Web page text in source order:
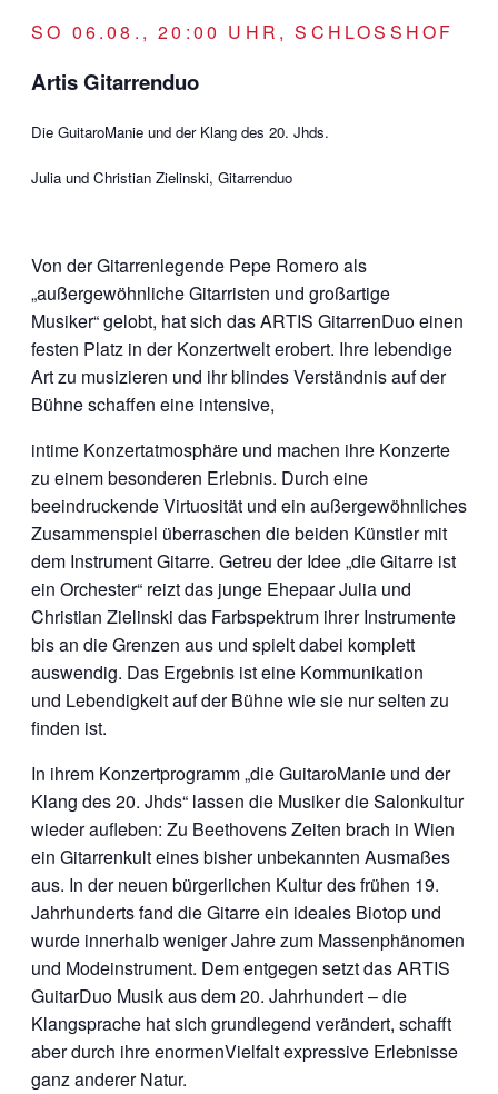
SO 06.08., 20:00 UHR, SCHLOSSHOF
Artis Gitarrenduo
Die GuitaroManie und der Klang des 20. Jhds.
Julia und Christian Zielinski, Gitarrenduo
Von der Gitarrenlegende Pepe Romero als
„außergewöhnliche Gitarristen und großartige
Musiker“ gelobt, hat sich das ARTIS GitarrenDuo einen
festen Platz in der Konzertwelt erobert. Ihre lebendige
Art zu musizieren und ihr blindes Verständnis auf der
Bühne schaffen eine intensive,
intime Konzertatmosphäre und machen ihre Konzerte
zu einem besonderen Erlebnis. Durch eine
beeindruckende Virtuosität und ein außergewöhnliches
Zusammenspiel überraschen die beiden Künstler mit
dem Instrument Gitarre. Getreu der Idee „die Gitarre ist
ein Orchester“ reizt das junge Ehepaar Julia und
Christian Zielinski das Farbspektrum ihrer Instrumente
bis an die Grenzen aus und spielt dabei komplett
auswendig. Das Ergebnis ist eine Kommunikation
und Lebendigkeit auf der Bühne wie sie nur selten zu
finden ist.
In ihrem Konzertprogramm „die GuitaroManie und der
Klang des 20. Jhds“ lassen die Musiker die Salonkultur
wieder aufleben: Zu Beethovens Zeiten brach in Wien
ein Gitarrenkult eines bisher unbekannten Ausmaßes
aus. In der neuen bürgerlichen Kultur des frühen 19.
Jahrhunderts fand die Gitarre ein ideales Biotop und
wurde innerhalb weniger Jahre zum Massenphänomen
und Modeinstrument. Dem entgegen setzt das ARTIS
GuitarDuo Musik aus dem 20. Jahrhundert – die
Klangsprache hat sich grundlegend verändert, schafft
aber durch ihre enormenVielfalt expressive Erlebnisse
ganzanderer Natur.